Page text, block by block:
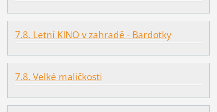
7.8. Letní KINO v zahradě - Bardotky
7.8. Velké maličkosti